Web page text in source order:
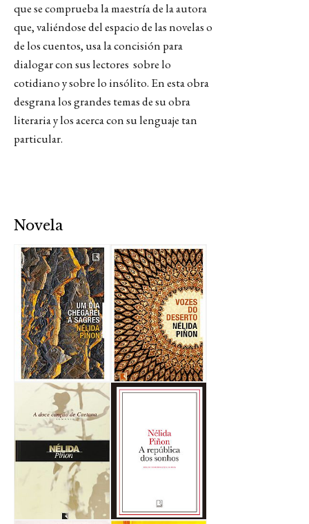
que se comprueba la maestría de la autora
que, valiéndose del espacio de las novelas o
de los cuentos, usa la concisión para
dialogar con sus lectores sobre lo
cotidiano y sobre lo insólito. En esta obra
desgrana los grandes temas de su obra
literaria y los acerca con su lenguaje tan
particular.
Novela